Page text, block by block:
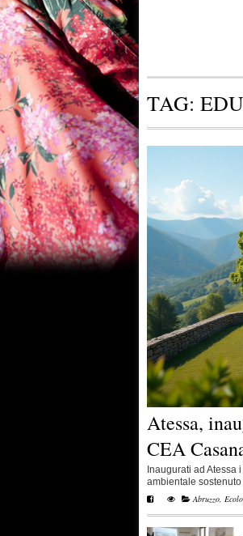
TAG:
Atessa,
CEA
Inaugurati ad Atessa
ambientale sostenuto
Abruzzo